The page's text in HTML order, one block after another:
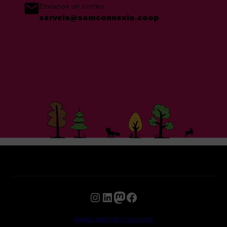
Envíanos un correo
serveis@somconnexio.coop
Instagram LinkedIn Mastodon Facebook
Junta arbitral consumo